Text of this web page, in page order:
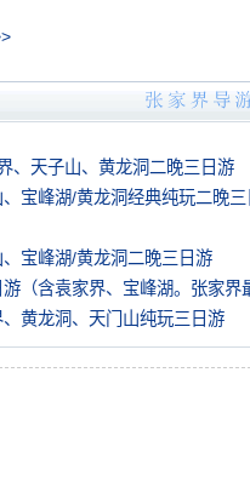
、天子山、黄龙洞二晚三日游
宝峰湖/黄龙洞经典纯玩二晚三
宝峰湖/黄龙洞二晚三日游
（含袁家界、宝峰湖。张家界
黄龙洞、天门山纯玩三日游